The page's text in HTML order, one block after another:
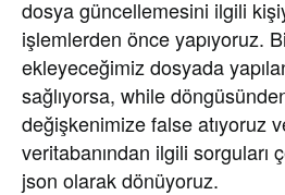
dosya güncellemesini ilgili
işlemlerden önce yapıyoruz.
ekleyeceğimiz dosyada
sağlıyorsa, while
değişkenimize false atıyoruz
veritabanından ilgili sorguları
json olarak dönüyoruz.